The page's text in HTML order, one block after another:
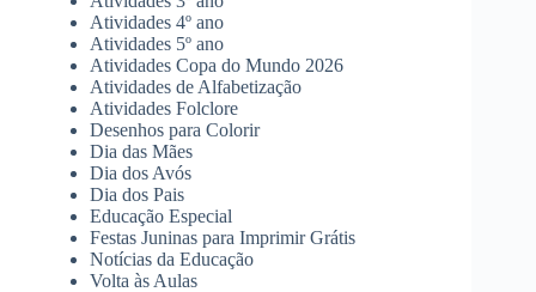
Atividades 4º ano
Atividades 5º ano
Atividades Copa do Mundo 2026
Atividades de Alfabetização
Atividades Folclore
Desenhos para Colorir
Dia das Mães
Dia dos Avós
Dia dos Pais
Educação Especial
Festas Juninas para Imprimir Grátis
Notícias da Educação
Volta às Aulas